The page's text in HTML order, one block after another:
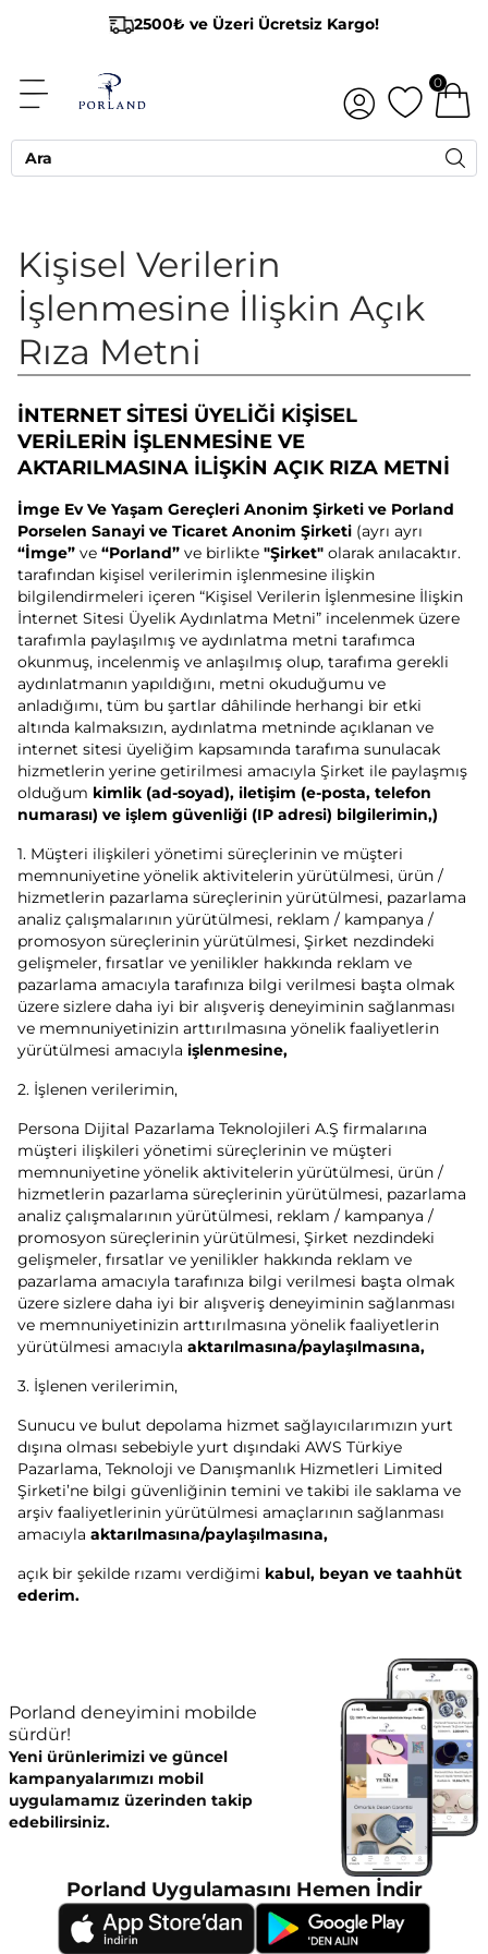
2500₺ ve Üzeri Ücretsiz Kargo!
0
Kişisel Verilerin
İşlenmesine İlişkin Açık
Rıza Metni
İNTERNET SİTESİ ÜYELİĞİ KİŞİSEL
VERİLERİN İŞLENMESİNE VE
AKTARILMASINA İLİŞKİN AÇIK RIZA METNİ
İmge Ev Ve Yaşam Gereçleri Anonim Şirketi ve Porland
Porselen Sanayi ve Ticaret Anonim Şirketi (ayrı ayrı
“İmge” ve “Porland” ve birlikte "Şirket" olarak anılacaktır.
tarafından kişisel verilerimin işlenmesine ilişkin
bilgilendirmeleri içeren “Kişisel Verilerin İşlenmesine İlişkin
İnternet Sitesi Üyelik Aydınlatma Metni” incelenmek üzere
tarafımla paylaşılmış ve aydınlatma metni tarafımca
okunmuş, incelenmiş ve anlaşılmış olup, tarafıma gerekli
aydınlatmanın yapıldığını, metni okuduğumu ve
anladığımı, tüm bu şartlar dâhilinde herhangi bir etki
altında kalmaksızın, aydınlatma metninde açıklanan ve
internet sitesi üyeliğim kapsamında tarafıma sunulacak
hizmetlerin yerine getirilmesi amacıyla Şirket ile paylaşmış
olduğum kimlik (ad-soyad), iletişim (e-posta, telefon
numarası) ve işlem güvenliği (IP adresi) bilgilerimin,)
1. Müşteri ilişkileri yönetimi süreçlerinin ve müşteri
memnuniyetine yönelik aktivitelerin yürütülmesi, ürün /
hizmetlerin pazarlama süreçlerinin yürütülmesi, pazarlama
analiz çalışmalarının yürütülmesi, reklam / kampanya /
promosyon süreçlerinin yürütülmesi, Şirket nezdindeki
gelişmeler, fırsatlar ve yenilikler hakkında reklam ve
pazarlama amacıyla tarafınıza bilgi verilmesi başta olmak
üzere sizlere daha iyi bir alışveriş deneyiminin sağlanması
ve memnuniyetinizin arttırılmasına yönelik faaliyetlerin
yürütülmesi amacıyla işlenmesine,
2. İşlenen verilerimin,
Persona Dijital Pazarlama Teknolojileri A.Ş firmalarına
müşteri ilişkileri yönetimi süreçlerinin ve müşteri
memnuniyetine yönelik aktivitelerin yürütülmesi, ürün /
hizmetlerin pazarlama süreçlerinin yürütülmesi, pazarlama
analiz çalışmalarının yürütülmesi, reklam / kampanya /
promosyon süreçlerinin yürütülmesi, Şirket nezdindeki
gelişmeler, fırsatlar ve yenilikler hakkında reklam ve
pazarlama amacıyla tarafınıza bilgi verilmesi başta olmak
üzere sizlere daha iyi bir alışveriş deneyiminin sağlanması
ve memnuniyetinizin arttırılmasına yönelik faaliyetlerin
yürütülmesi amacıyla aktarılmasına/paylaşılmasına,
3. İşlenen verilerimin,
Sunucu ve bulut depolama hizmet sağlayıcılarımızın yurt
dışına olması sebebiyle yurt dışındaki AWS Türkiye
Pazarlama, Teknoloji ve Danışmanlık Hizmetleri Limited
Şirketi’ne bilgi güvenliğinin temini ve takibi ile saklama ve
arşiv faaliyetlerinin yürütülmesi amaçlarının sağlanması
amacıyla aktarılmasına/paylaşılmasına,
açık bir şekilde rızamı verdiğimi kabul, beyan ve taahhüt
ederim.
Porland deneyimini mobilde
sürdür!
Yeni ürünlerimizi ve güncel
kampanyalarımızı mobil
uygulamamız üzerinden takip
edebilirsiniz.
Porland Uygulamasını Hemen İndir